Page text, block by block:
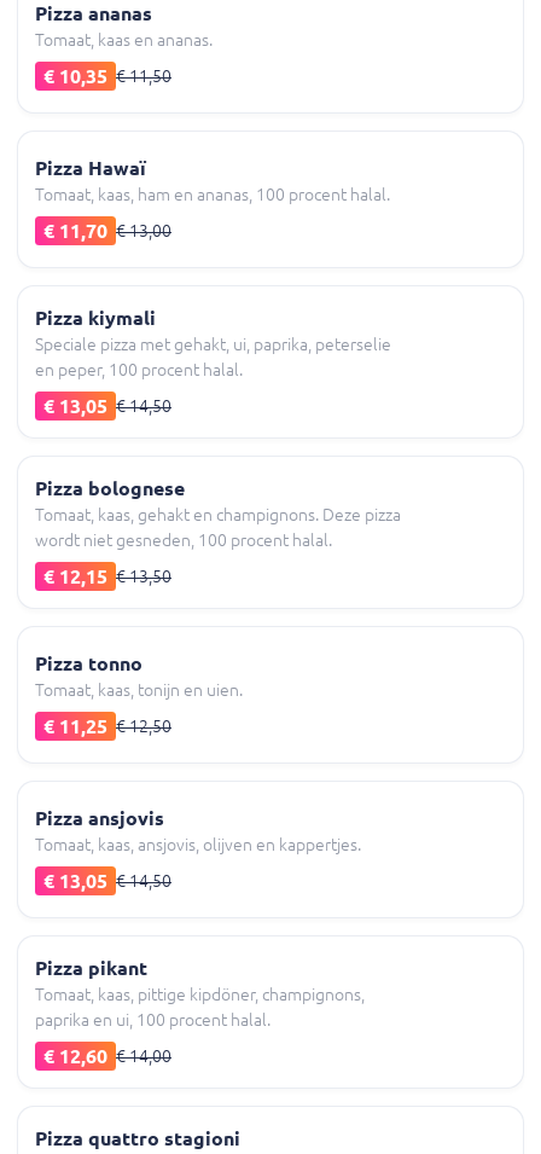
Pizza ananas
Tomaat, kaas en ananas.
€ 10,35 € 11,50
Pizza Hawaï
Tomaat, kaas, ham en ananas, 100 procent halal.
€ 11,70 € 13,00
Pizza kiymali
Speciale pizza met gehakt, ui, paprika, peterselie
en peper, 100 procent halal.
€ 13,05 € 14,50
Pizza bolognese
Tomaat, kaas, gehakt en champignons. Deze pizza
wordt niet gesneden, 100 procent halal.
€ 12,15 € 13,50
Pizza tonno
Tomaat, kaas, tonijn en uien.
€ 11,25 € 12,50
Pizza ansjovis
Tomaat, kaas, ansjovis, olijven en kappertjes.
€ 13,05 € 14,50
Pizza pikant
Tomaat, kaas, pittige kipdöner, champignons,
paprika en ui, 100 procent halal.
€ 12,60 € 14,00
Pizza quattro stagioni